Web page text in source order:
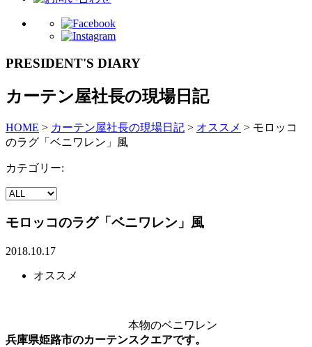
PRESIDENT'S DIARY
カーテン屋社長の現場日記
HOME > カーテン屋社長の現場日記 > オススメ > モロッコ
のラグ「ベニワレン」風
カテゴリー:
モロッコのラグ「ベニワレン」風
2018.10.17
オススメ
本物のベニワレン
兵庫県姫路市のカーテンスクエアです。